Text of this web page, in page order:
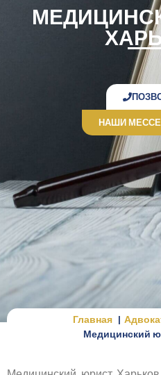
НАШИ
Главная
Медицинский